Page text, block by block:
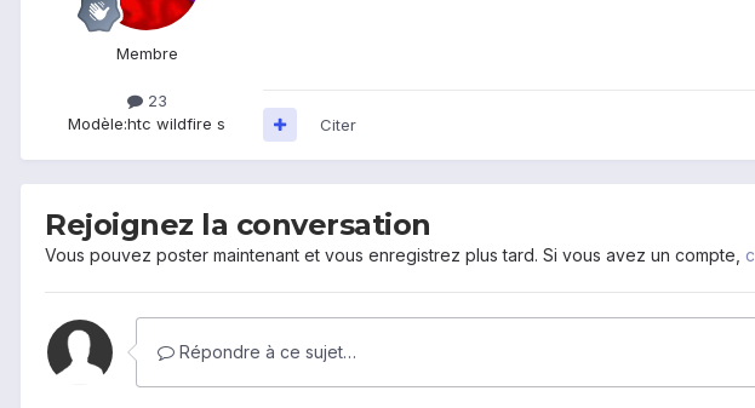
Membre
23
Modèle:htc wildfire s Citer
Rejoignez la conversation
Vous pouvez poster maintenant et vous enregistrez plus tard. Si vous avez un compte,
Répondre à ce sujet…